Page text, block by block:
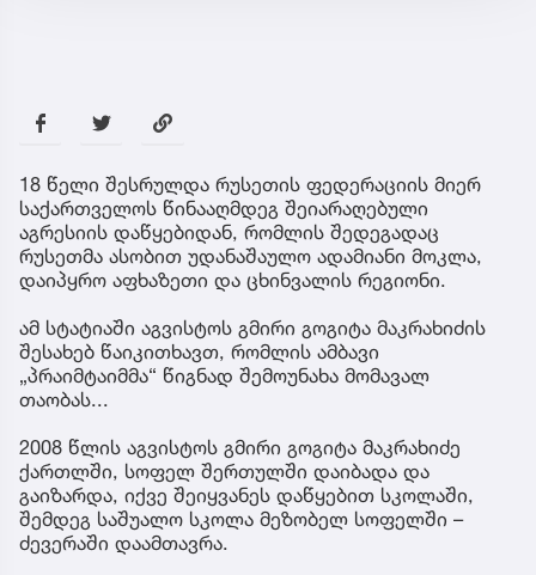
18 წელი შესრულდა რუსეთის ფედერაციის მიერ
საქართველოს წინააღმდეგ შეიარაღებული
აგრესიის დაწყებიდან, რომლის შედეგადაც
რუსეთმა ასობით უდანაშაულო ადამიანი მოკლა,
დაიპყრო აფხაზეთი და ცხინვალის რეგიონი.
ამ სტატიაში აგვისტოს გმირი გოგიტა მაკრახიძის
შესახებ წაიკითხავთ, რომლის ამბავი
„პრაიმტაიმმა“ წიგნად შემოუნახა მომავალ
თაობას...
2008 წლის აგვისტოს გმირი გოგიტა მაკრახიძე
ქართლში, სოფელ შერთულში დაიბადა და
გაიზარდა, იქვე შეიყვანეს დაწყებით სკოლაში,
შემდეგ საშუალო სკოლა მეზობელ სოფელში –
ძევერაში დაამთავრა.